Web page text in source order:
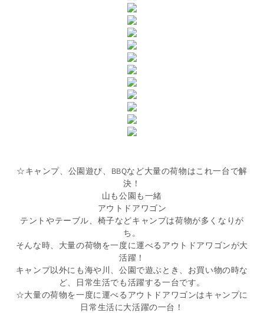
☆キャンプ、公園遊び、BBQなど大量の荷物はこれ一台で解
決！
山も公園も一緒
アウトドアワゴン
テントやテーブル、椅子などキャンプは荷物が多くなりが
ち。
そんな時、大量の荷物を一度に運べるアウトドアワゴンが大
活躍！
キャンプ以外にも海や川、公園で遊ぶとき、お買い物の時な
ど、日常生活でも活躍する一台です。
☆大量の荷物を一度に運べるアウトドアワゴンはキャンプに
日常生活に大活躍の一台！